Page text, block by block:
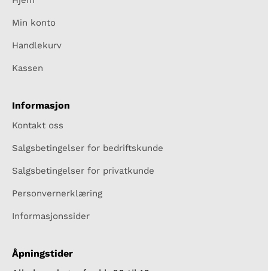
Min konto
Handlekurv
Kassen
Informasjon
Kontakt oss
Salgsbetingelser for bedriftskunde
Salgsbetingelser for privatkunde
Personvernerklæring
Informasjonssider
Åpningstider